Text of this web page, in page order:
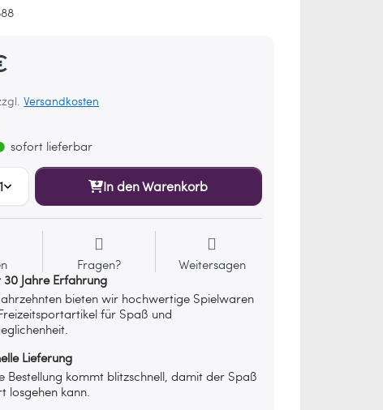
Versandkosten
sofort lieferbar
1 In den Warenkorb
Fragen?
Weitersagen
30 Jahre Erfahrung
bieten wir hochwertige Spielwaren
für Spaß und
Lieferung
Bestellung kommt blitzschnell, damit der Spaß
losgehen kann.